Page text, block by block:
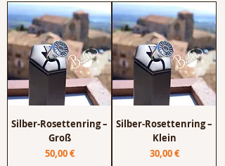
Silber-Rosettenring –
Groß
Preis
50,00 €
Silber-Rosettenring –
Klein
Preis
30,00 €